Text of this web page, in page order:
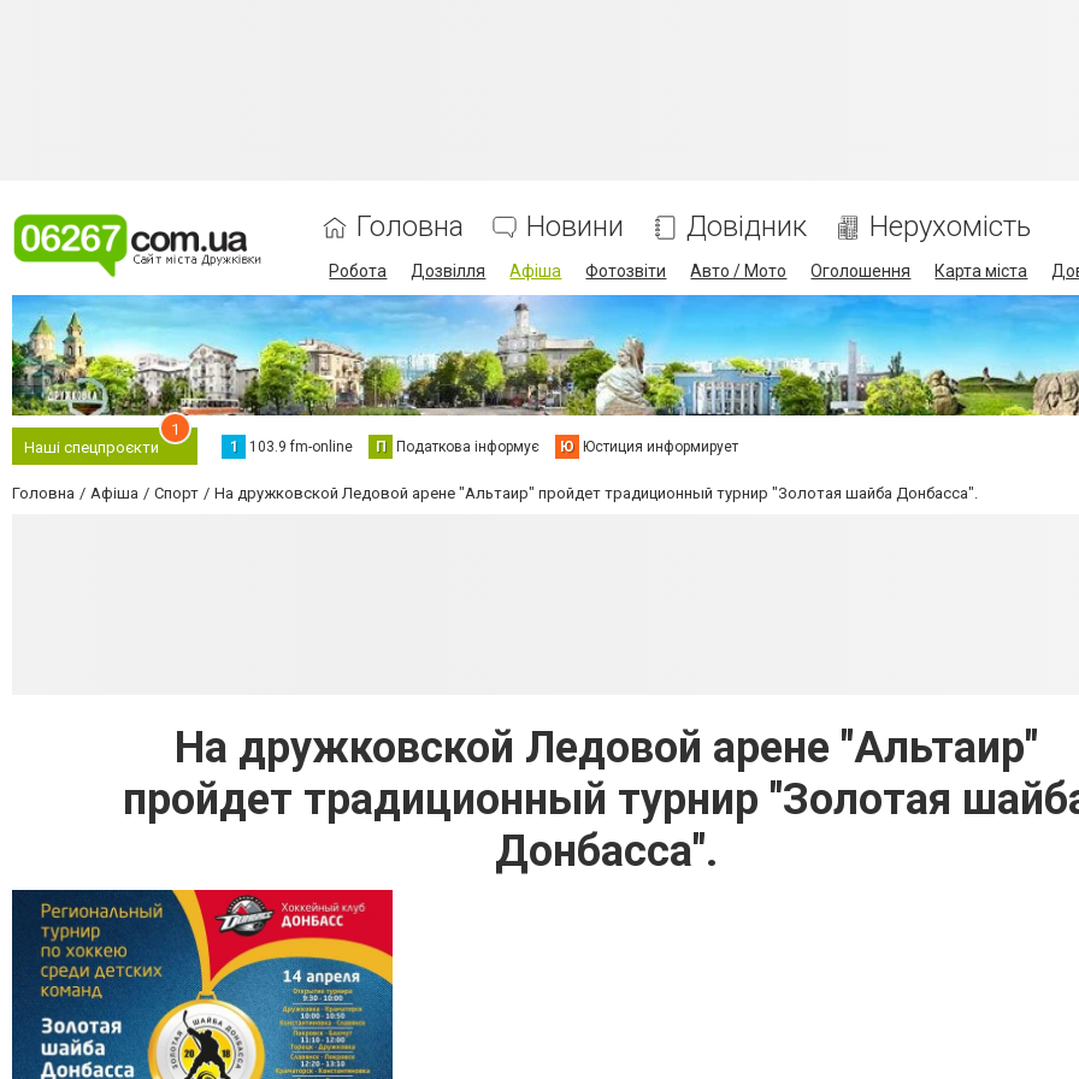
Головна Новини Довідник Нерухомість
Робота Дозвілля Афіша Фотозвіти Авто / Мото Оголошення Карта міста
Наші спецпроєкти
1
1 103.9 fm-online П Податкова інформує Ю Юстиция информирует
Головна Афіша Спорт На дружковской Ледовой арене "Альтаир" пройдет традиционный турнир "Золотая шайба Донбасса".
На дружковской Ледовой арене "Альтаир"
пройдет традиционный турнир "Золотая
Донбасса".